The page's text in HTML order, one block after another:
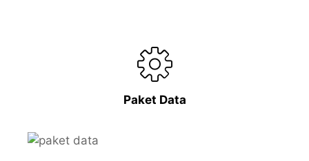
Paket Data